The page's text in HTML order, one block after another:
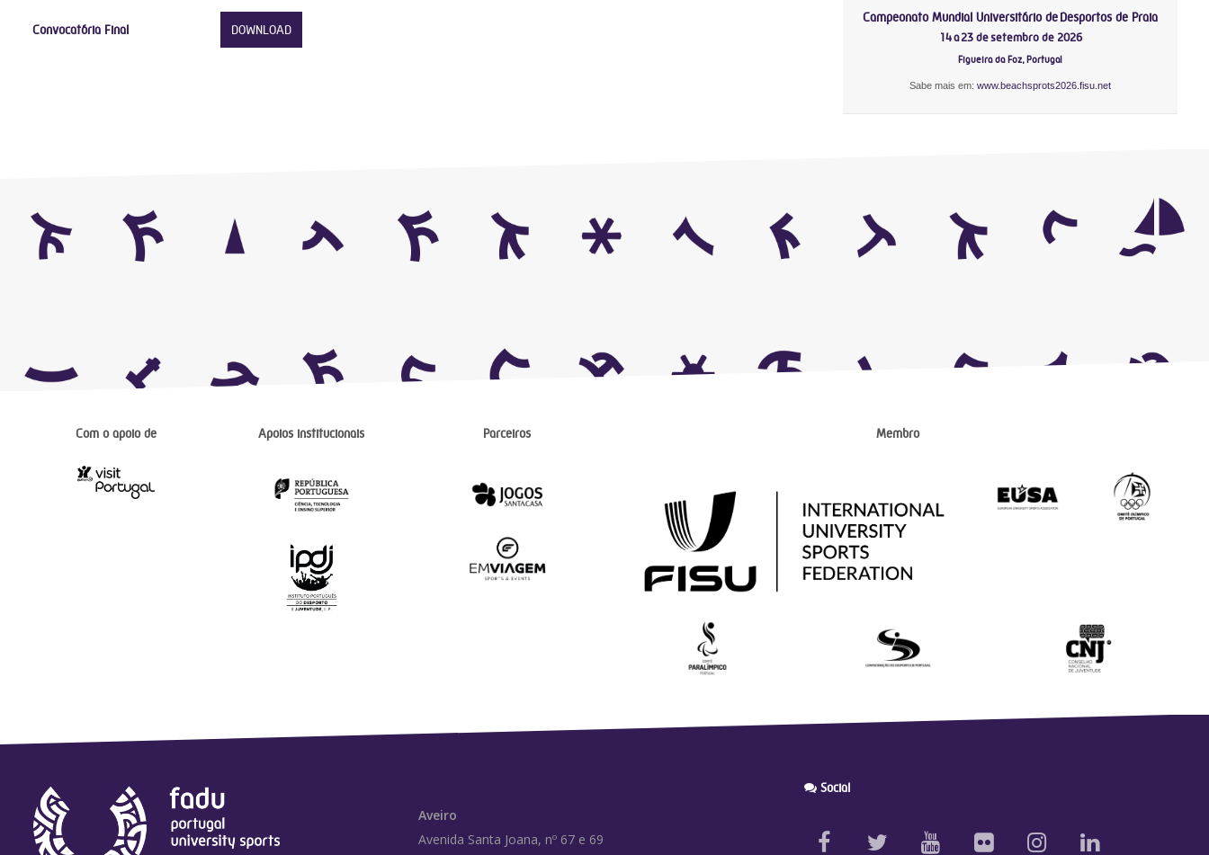
Convocatória Final DOWNLOAD
Campeonato Mundial Universitário de Desportos de Praia
14 a 23 de setembro de 2026
Figueira da Foz, Portugal
Sabe mais em:www.beachsprots2026.fisu.net
Com o apoio de Apoios institucionais Parceiros Membro
Aveiro
Avenida Santa Joana, nº 67 e 69
Social